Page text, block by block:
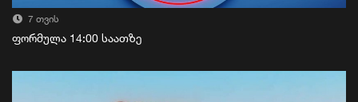
7 თვის
ფორმულა 14:00 საათზე